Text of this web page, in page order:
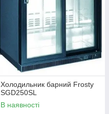
Холодильник барний Frosty
SGD250SL
В наявності